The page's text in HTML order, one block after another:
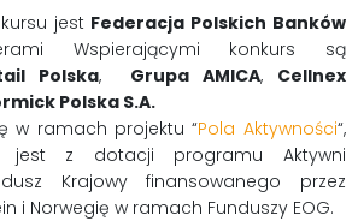
jest Federacja Polskich Banków
Wspierającymi konkurs są
Polska, Grupa AMICA, Cellnex
Polska S.A.
w ramach projektu “Pola Aktywności“,
jest z dotacji programu Aktywni
Krajowy finansowanego przez
i Norwegię w ramach Funduszy EOG.